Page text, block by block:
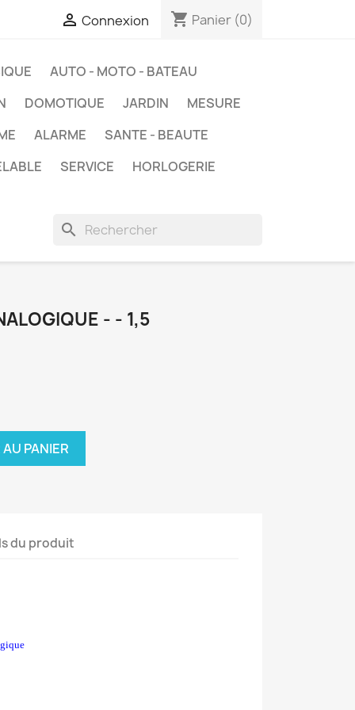
 Connexion shopping_cart Panier (0)
AUTO - MOTO - BATEAU
DOMOTIQUE JARDIN
MESURE
ALARME
SANTE - BEAUTE
SERVICE
HORLOGERIE
search
- - 1,5
PANIER
du produit